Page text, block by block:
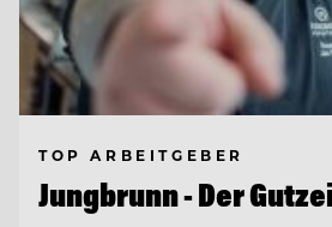
TOP ARBEITGEBER
Jungbrunn - Der